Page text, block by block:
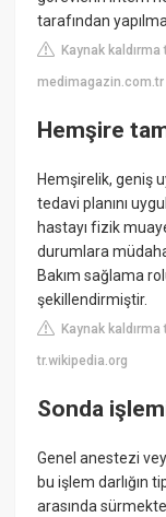
tarafından
Kaynak kaldırma
medimagazin.com.tr
Hemşire
Hemşirelik, geniş
tedavi planını
hastayı fizik
durumlara
Bakım sağlama
şekillendirmiştir.
Kaynak kaldırma
tr.wikipedia.org
Sonda
Genel anestezi
bu işlem darlığın
arasında